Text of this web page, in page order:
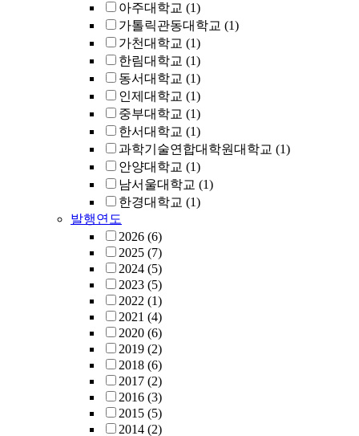
아주대학교 (1)
가톨릭관동대학교 (1)
가천대학교 (1)
한림대학교 (1)
동서대학교 (1)
인제대학교 (1)
중부대학교 (1)
한서대학교 (1)
과학기술연합대학원대학교 (1)
안양대학교 (1)
남서울대학교 (1)
한경대학교 (1)
발행연도
2026 (6)
2025 (7)
2024 (5)
2023 (5)
2022 (1)
2021 (4)
2020 (6)
2019 (2)
2018 (6)
2017 (2)
2016 (3)
2015 (5)
2014 (2)